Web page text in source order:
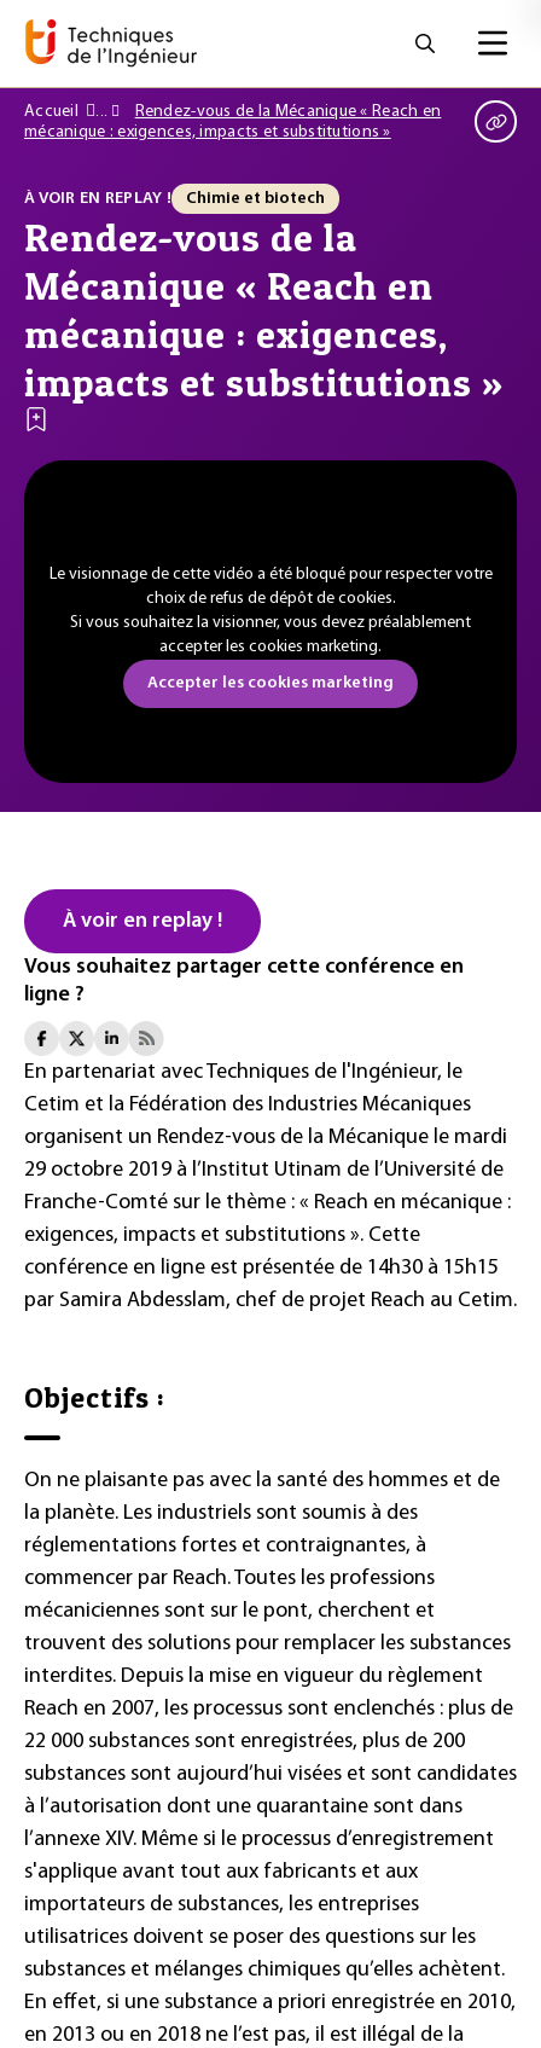
Accueil
Rendez-vous de la Mécanique « Reach en
mécanique : exigences, impacts et substitutions »
À VOIR EN REPLAY ! Chimie et biotech
Rendez-vous de la
Mécanique « Reach en
mécanique : exigences,
impacts et substitutions »
Le visionnage de cette vidéo a été bloqué pour respecter votre
choix de refus de dépôt de cookies.
Si vous souhaitez la visionner, vous devez préalablement
accepter les cookies marketing.
Accepter les cookies marketing
À voir en replay !
Vous souhaitez partager cette conférence en
ligne ?
En partenariat avec Techniques de l'Ingénieur, le
Cetim et la Fédération des Industries Mécaniques
organisent un Rendez-vous de la Mécanique le mardi
29 octobre 2019 à l’Institut Utinam de l’Université de
Franche-Comté sur le thème : « Reach en mécanique :
exigences, impacts et substitutions ». Cette
conférence en ligne est présentée de 14h30 à 15h15
par Samira Abdesslam, chef de projet Reach au Cetim.
Objectifs :
On ne plaisante pas avec la santé des hommes et de
la planète. Les industriels sont soumis à des
réglementations fortes et contraignantes, à
commencer par Reach. Toutes les professions
mécaniciennes sont sur le pont, cherchent et
trouvent des solutions pour remplacer les substances
interdites. Depuis la mise en vigueur du règlement
Reach en 2007, les processus sont enclenchés : plus de
22 000 substances sont enregistrées, plus de 200
substances sont aujourd’hui visées et sont candidates
à l’autorisation dont une quarantaine sont dans
l’annexe XIV. Même si le processus d’enregistrement
s'applique avant tout aux fabricants et aux
importateurs de substances, les entreprises
utilisatrices doivent se poser des questions sur les
substances et mélanges chimiques qu’elles achètent.
En effet, si une substance a priori enregistrée en 2010,
en 2013 ou en 2018 ne l’est pas, il est illégal de la